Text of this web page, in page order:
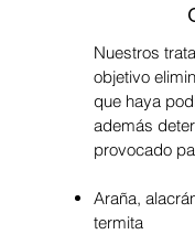
Nuestros
objetivo
que haya
además
provocado
Araña,
termita